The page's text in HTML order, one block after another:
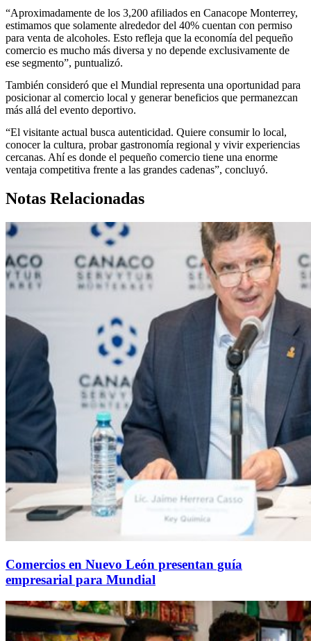
“Aproximadamente de los 3,200 afiliados en Canacope Monterrey,
estimamos que solamente alrededor del 40% cuentan con permiso
para venta de alcoholes. Esto refleja que la economía del pequeño
comercio es mucho más diversa y no depende exclusivamente de
ese segmento”, puntualizó.
También consideró que el Mundial representa una oportunidad para
posicionar al comercio local y generar beneficios que permanezcan
más allá del evento deportivo.
“El visitante actual busca autenticidad. Quiere consumir lo local,
conocer la cultura, probar gastronomía regional y vivir experiencias
cercanas. Ahí es donde el pequeño comercio tiene una enorme
ventaja competitiva frente a las grandes cadenas”, concluyó.
Notas Relacionadas
Comercios en Nuevo León presentan guía
empresarial para Mundial